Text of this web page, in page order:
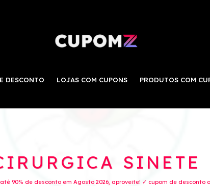
DESCONTO LOJAS COM CUPONS PRODUTOS COM
SINETE
90% de desconto em Agosto 2026, aproveite! ✓ cupom de desconto